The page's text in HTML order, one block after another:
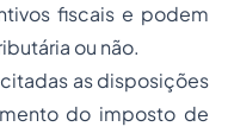
fiscais e podem
ou não.
as disposições
do imposto de